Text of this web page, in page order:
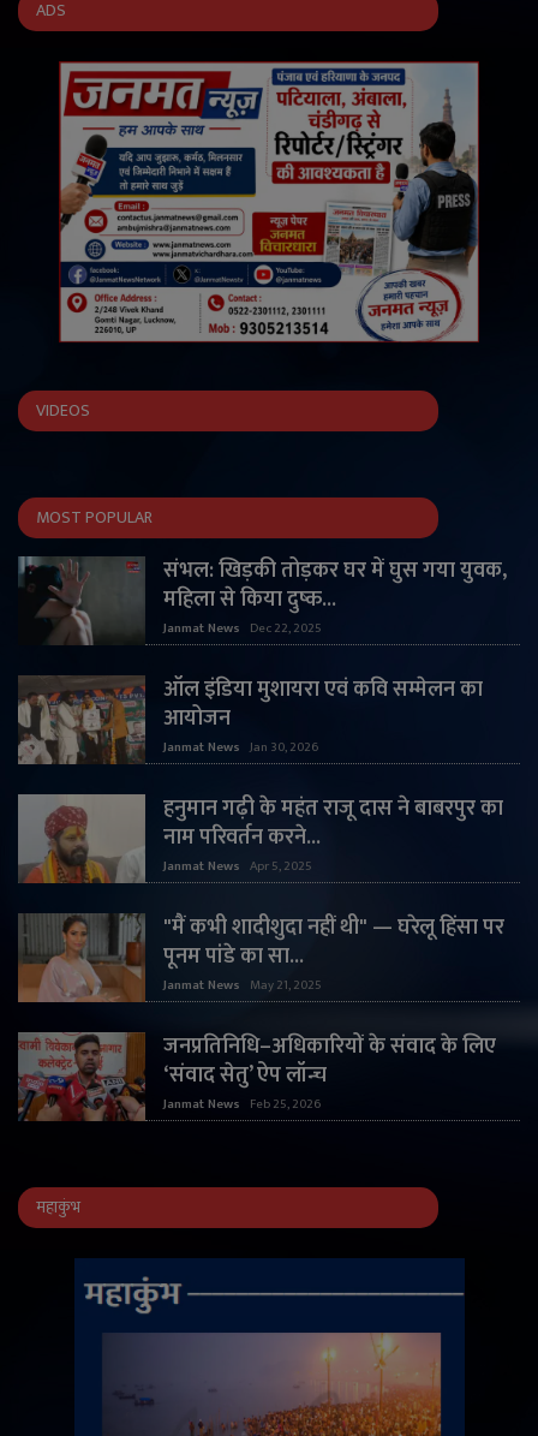
ADS
VIDEOS
MOST POPULAR
संभल: खिड़की तोड़कर घर में घुस गया युवक,
महिला से किया दुष्क...
Janmat News Dec 22, 2025
ऑल इंडिया मुशायरा एवं कवि सम्मेलन का
आयोजन
Janmat News Jan 30, 2026
हनुमान गढ़ी के महंत राजू दास ने बाबरपुर का
नाम परिवर्तन करने...
Janmat News Apr 5, 2025
"मैं कभी शादीशुदा नहीं थी" — घरेलू हिंसा पर
पूनम पांडे का सा...
Janmat News May 21, 2025
जनप्रतिनिधि–अधिकारियों के संवाद के लिए
‘संवाद सेतु’ ऐप लॉन्च
Janmat News Feb 25, 2026
महाकुंभ